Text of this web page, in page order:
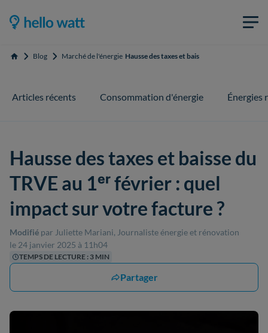
Accueil Blog Marché de l'énergie Hausse des taxes et baisse du TRVE au 1ᵉʳ
Articles récents Consommation d'énergie Énergies
Hausse des taxes et baisse du
TRVE au 1ᵉʳ février : quel
impact sur votre facture ?
Modifié par Juliette Mariani, Journaliste énergie et rénovation
le 24 janvier 2025 à 11h04
TEMPS DE LECTURE : 3 MIN
Partager